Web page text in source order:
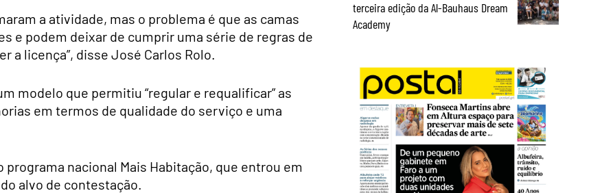
a atividade, mas o problema é que as camas
e podem deixar de cumprir uma série de regras de
a licença”, disse José Carlos Rolo.
modelo que permitiu “regular e requalificar” as
em termos de qualidade do serviço e uma
nacional Mais Habitação, que entrou em
alvo de contestação.
terceira edição da Al-Bauhaus Dream
Academy